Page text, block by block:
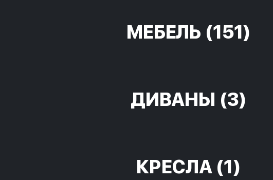
МЕБЕЛЬ (151)
ДИВАНЫ (3)
КРЕСЛА (1)